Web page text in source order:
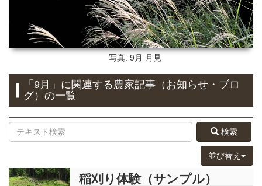
写真: 9月 月見
「9月」 に関連する農家記事（お知らせ・ブロ
グ）の一覧
検索
並び替え
稲刈り体験（サンプル）